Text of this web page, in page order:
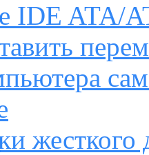
IDE ATA/
жесткого